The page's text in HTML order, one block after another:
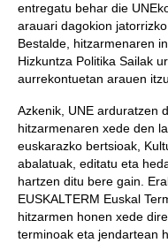
entregatu behar die
arauari dagokion
Bestalde, hitzarmenaren
Hizkuntza Politika Sailak
aurrekontuetan arauen
Azkenik, UNE arduratzen
hitzarmenaren xede den
euskarazko bertsioak,
abalatuak, editatu eta
hartzen ditu bere gain.
EUSKALTERM Euskal
hitzarmen honen xede
terminoak eta jendartean